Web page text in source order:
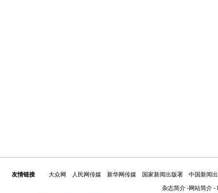
友情链接 大众网 人民网传媒 新华网传媒 国家新闻出版署
中国新闻
杂志简介-网站简介-